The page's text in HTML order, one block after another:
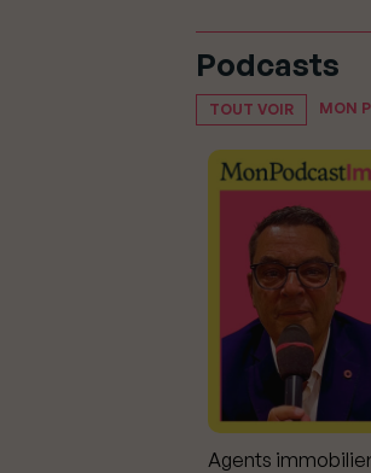
Podcasts
TOUT VOIR MON
Agents